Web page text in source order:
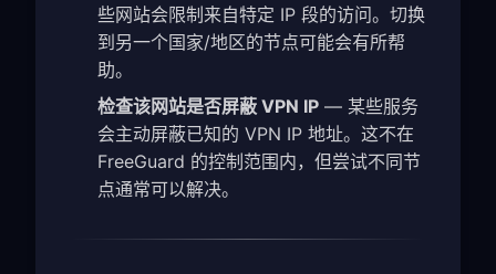
些网站会限制来自特定 IP 段的访问。切换
到另一个国家/地区的节点可能会有所帮
助。
检查该网站是否屏蔽 VPN IP — 某些服务
会主动屏蔽已知的 VPN IP 地址。这不在
FreeGuard 的控制范围内，但尝试不同节
点通常可以解决。